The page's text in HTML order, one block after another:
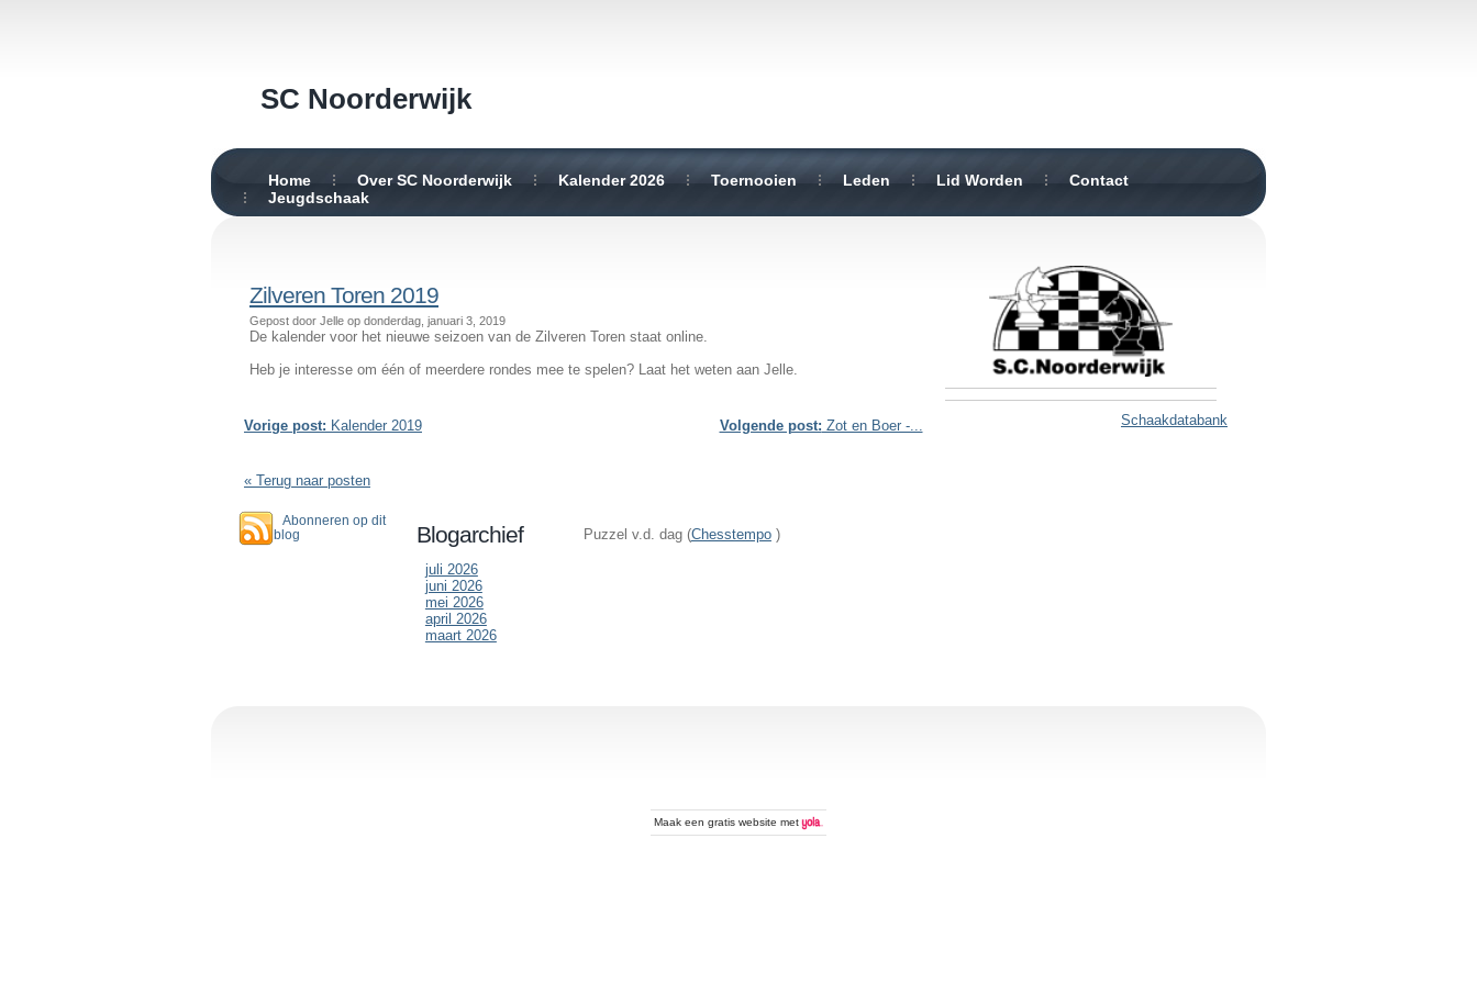
SC Noorderwijk
Home Over SC Noorderwijk Kalender 2026 Toernooien Leden Lid Worden
Contact
Jeugdschaak
Zilveren Toren 2019
Gepost door Jelle op donderdag, januari 3, 2019
De kalender voor het nieuwe seizoen van de Zilveren Toren staat online.
Heb je interesse om één of meerdere rondes mee te spelen? Laat het weten aan Jelle.
Volgende post: Zot en Boer -...
Vorige post: Kalender 2019
« Terug naar posten
Abonneren op dit
blog
Blogarchief
juli 2026
juni 2026
mei 2026
april 2026
maart 2026
Puzzel v.d. dag (Chesstempo)
Schaakdatabank
Maak eengratis website met